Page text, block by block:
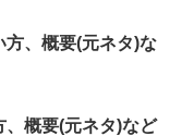
方、概要(元ネタ)な
、概要(元ネタ)など